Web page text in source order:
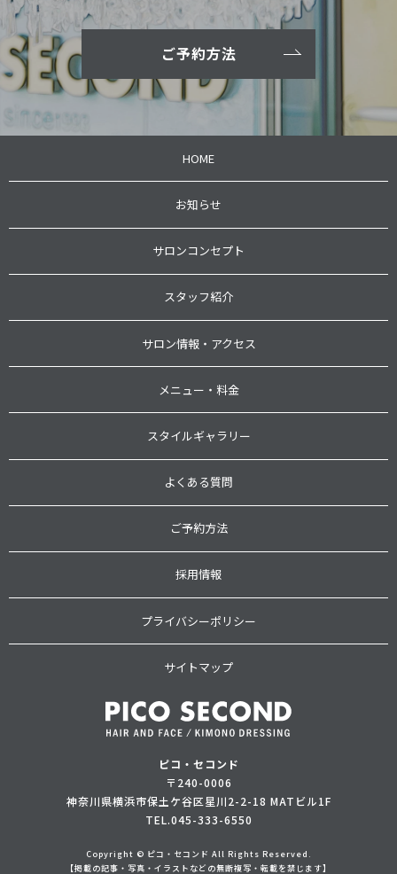
ご予約方法
HOME
お知らせ
サロンコンセプト
スタッフ紹介
サロン情報・アクセス
メニュー・料金
スタイルギャラリー
よくある質問
ご予約方法
採用情報
プライバシーポリシー
サイトマップ
ピコ・セコンド
〒240-0006
神奈川県横浜市保土ケ谷区星川2-2-18 MATビル1F
TEL.045-333-6550
Copyright © ピコ・セコンド All Rights Reserved.
【掲載の記事・写真・イラストなどの無断複写・転載を禁じます】